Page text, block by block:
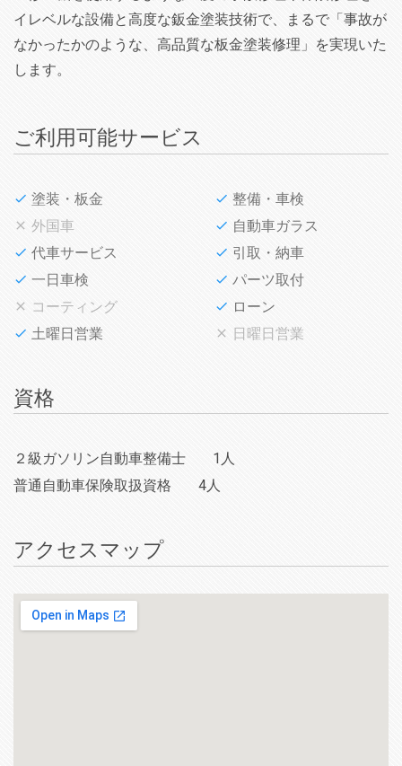
イレベルな設備と高度な鈑金塗装技術で、まるで「事故が
なかったかのような、高品質な板金塗装修理」を実現いた
します。
ご利用可能サービス
塗装・板金
整備・車検
外国車
自動車ガラス
代車サービス
引取・納車
一日車検
パーツ取付
コーティング
ローン
土曜日営業
日曜日営業
資格
２級ガソリン自動車整備士
1人
普通自動車保険取扱資格
4人
アクセスマップ